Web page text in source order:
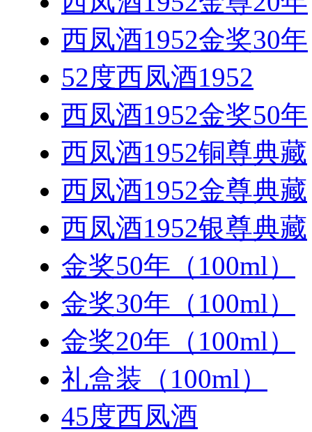
西凤酒1952金奖30年
52度西凤酒1952
西凤酒1952金奖50年
西凤酒1952铜尊典藏
西凤酒1952金尊典藏
西凤酒1952银尊典藏
金奖50年（100ml）
金奖30年（100ml）
金奖20年（100ml）
礼盒装（100ml）
45度西凤酒